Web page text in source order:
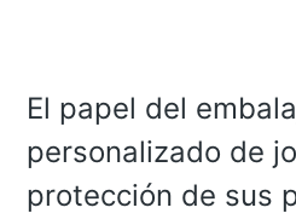
El papel del
personalizado de
protección de sus